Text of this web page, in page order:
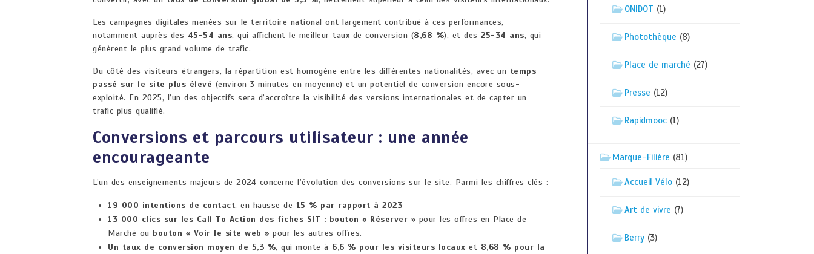
Les campagnes digitales menées sur le territoire national ont largement contribué à ces performances,
notamment auprès des 45-54 ans, qui affichent le meilleur taux de conversion (8,68 %), et des 25-34 ans, qui
génèrent le plus grand volume de trafic.
Du côté des visiteurs étrangers, la répartition est homogène entre les différentes nationalités, avec un temps
passé sur le site plus élevé (environ 3 minutes en moyenne) et un potentiel de conversion encore sous-
exploité. En 2025, l’un des objectifs sera d’accroître la visibilité des versions internationales et de capter un
trafic plus qualifié.
Conversions et parcours utilisateur : une année
encourageante
L’un des enseignements majeurs de 2024 concerne l’évolution des conversions sur le site. Parmi les chiffres clés :
19 000 intentions de contact, en hausse de 15 % par rapport à 2023
13 000 clics sur les Call To Action des fiches SIT : bouton « Réserver » pour les offres en Place de
Marché ou bouton « Voir le site web » pour les autres offres.
Un taux de conversion moyen de 5,3 %, qui monte à 6,6 % pour les visiteurs locaux et 8,68 % pour la
ONIDOT (1)
Photothèque (8)
Place de marché (27)
Presse (12)
Rapidmooc(1)
Marque-Filière (81)
Accueil Vélo(12)
Art de vivre (7)
Berry(3)